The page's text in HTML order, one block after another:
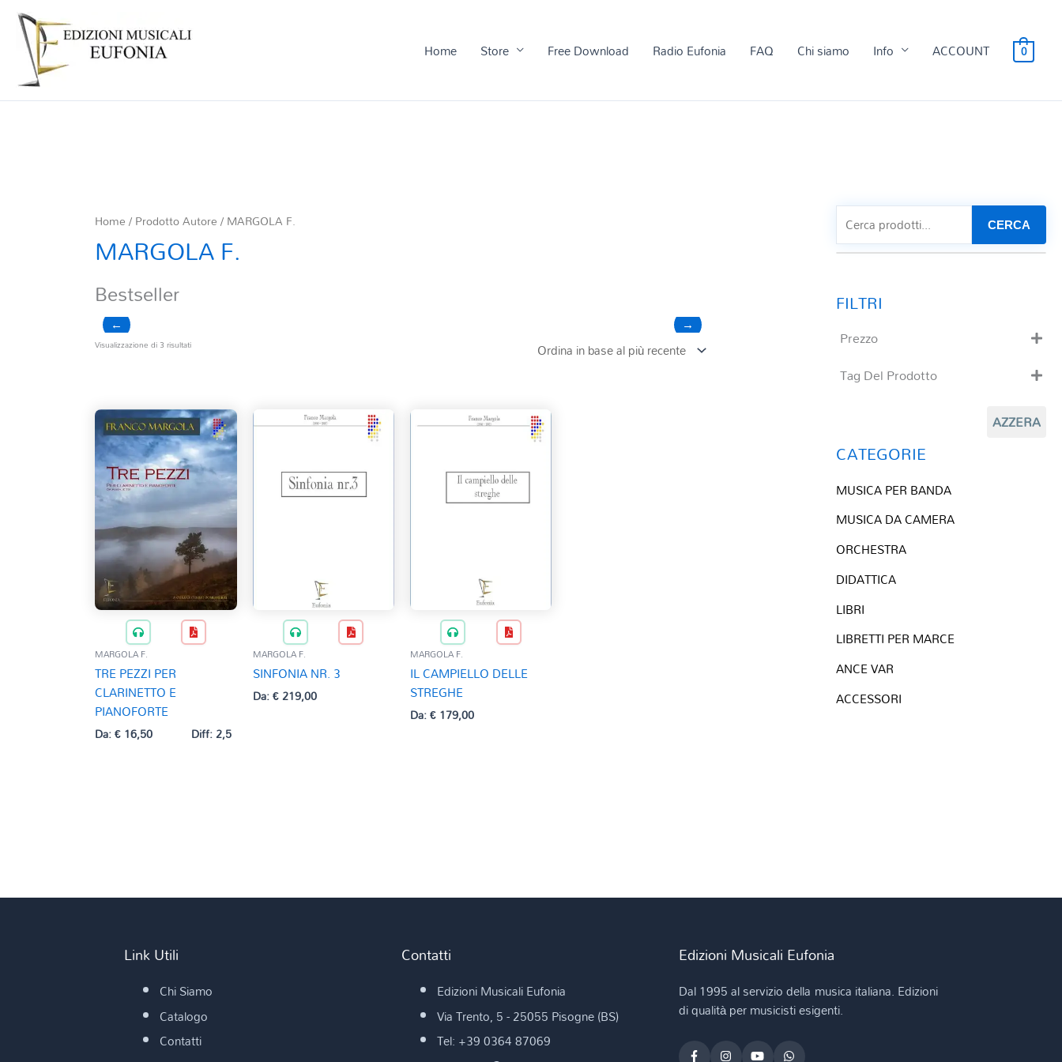
Home Store Free Download Radio Eufonia FAQ Chi siamo Info ACCOUNT 0
Home/ Prodotto Autore / MARGOLA F.
MARGOLA F.
Bestseller
← →
Visualizzazione di 3 risultatiOrdina
in
MARGOLA F.
TRE PEZZI PER
CLARINETTO E
PIANOFORTE
Da:€16,50 Diff: 2,5
MARGOLA F.
SINFONIA NR. 3
Da:€219,00
MARGOLA F.
IL CAMPIELLO DELLE
STREGHE
Da:€179,00
CERCA
Prezzo
Tag Del Prodotto
Composizioni originali
QR base
QR esecuzione
AZZERA
CATEGORIE
MUSICA PER BANDA
MUSICA DA CAMERA
ORCHESTRA
DIDATTICA
LIBRI
LIBRETTI PER MARCE
ANCE VAR
ACCESSORI
Link Utili
Chi Siamo
Catalogo
Contatti
Contatti
Edizioni Musicali Eufonia
Via Trento, 5 - 25055 Pisogne (BS)
Tel: +39 0364 87069
Edizioni Musicali Eufonia
Dal 1995 al servizio della musica italiana. Edizioni
di qualità per musicisti esigenti.